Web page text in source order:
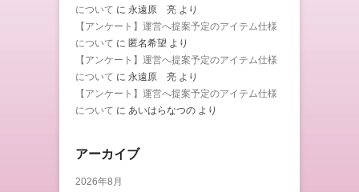
について に 永遠原 亮 より
【アンケート】運営へ提案予定のアイテム仕様
について に 匿名希望 より
【アンケート】運営へ提案予定のアイテム仕様
について に 永遠原 亮 より
【アンケート】運営へ提案予定のアイテム仕様
について に あいはらなつの より
アーカイブ
2026年8月